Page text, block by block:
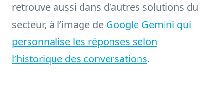
retrouve aussi dans d’autres solutions du
secteur, à l’image de Google Gemini qui
personnalise les réponses selon
l’historique des conversations.